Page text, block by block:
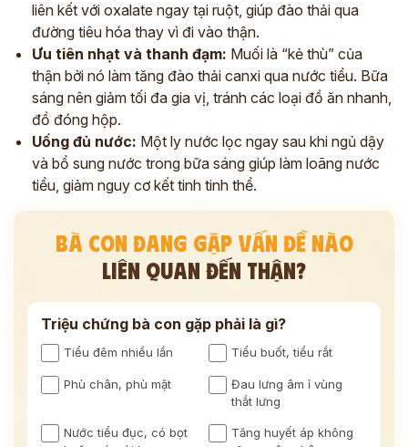
liên kết với oxalate ngay tại ruột, giúp đào thải qua
đường tiêu hóa thay vì đi vào thận.
Ưu tiên nhạt và thanh đạm: Muối là “kẻ thù” của
thận bởi nó làm tăng đào thải canxi qua nước tiểu. Bữa
sáng nên giảm tối đa gia vị, tránh các loại đồ ăn nhanh,
đồ đóng hộp.
Uống đủ nước: Một ly nước lọc ngay sau khi ngủ dậy
và bổ sung nước trong bữa sáng giúp làm loãng nước
tiểu, giảm nguy cơ kết tinh tinh thể.
BÀ CON ĐANG GẶP VẤN ĐỀ NÀO
LIÊN QUAN ĐẾN THẬN?
Triệu chứng bà con gặp phải là gì?
Tiểu đêm nhiều lần Tiểu buốt, tiểu rắt
Phù chân, phù mặt
Đau lưng âm ỉ vùng
thắt lưng
Nước tiểu đục, có bọt
Tăng huyết áp không